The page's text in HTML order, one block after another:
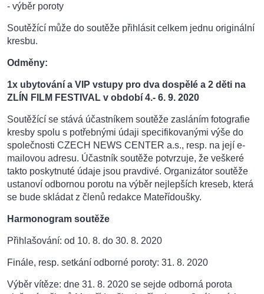
- výběr poroty
Soutěžící může do soutěže přihlásit celkem jednu originální
kresbu.
Odměny:
1x ubytování a VIP vstupy pro dva dospělé a 2 děti na
ZLÍN FILM FESTIVAL v období 4.- 6. 9. 2020
Soutěžící se stává účastníkem soutěže zasláním fotografie
kresby spolu s potřebnými údaji specifikovanými výše do
společnosti CZECH NEWS CENTER a.s., resp. na její e-
mailovou adresu. Účastník soutěže potvrzuje, že veškeré
takto poskytnuté údaje jsou pravdivé. Organizátor soutěže
ustanoví odbornou porotu na výběr nejlepších kreseb, která
se bude skládat z členů redakce Mateřídoušky.
Harmonogram soutěže
Přihlašování: od 10. 8. do 30. 8. 2020
Finále, resp. setkání odborné poroty: 31. 8. 2020
Výběr vítěze: dne 31. 8. 2020 se sejde odborná porota